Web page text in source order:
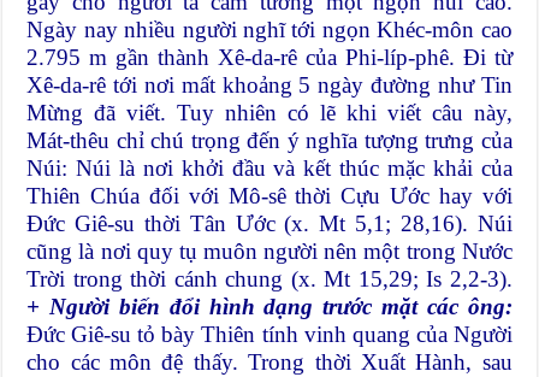
Ngày nay nhiều người nghĩ tới ngọn Khéc-môn cao
2.795 m gần thành Xê-da-rê của Phi-líp-phê. Đi từ
Xê-da-rê tới nơi mất khoảng 5 ngày đường như Tin
Mừng đã viết. Tuy nhiên có lẽ khi viết câu này,
Mát-thêu chỉ chú trọng đến ý nghĩa tượng trưng của
Núi: Núi là nơi khởi đầu và kết thúc mặc khải của
Thiên Chúa đối với Mô-sê thời Cựu Ước hay với
Đức Giê-su thời Tân Ước (x. Mt 5,1; 28,16). Núi
cũng là nơi quy tụ muôn người nên một trong Nước
Trời trong thời cánh chung (x. Mt 15,29; Is 2,2-3).
+ Người biến đổi hình dạng trước mặt các ông:
Đức Giê-su tỏ bày Thiên tính vinh quang của Người
cho các môn đệ thấy. Trong thời Xuất Hành, sau